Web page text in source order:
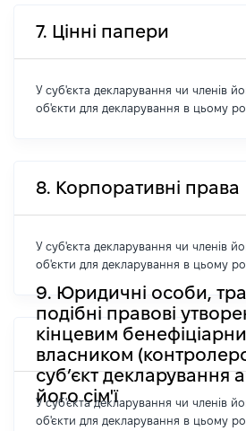
7. Цінні папери
У суб'єкта декларування чи членів
об'єкти для декларування в цьому
8. Корпоративні права
У суб'єкта декларування чи членів
об'єкти для декларування в цьому
9. Юридичні особи,
подібні правові
кінцевим
власником
суб’єкт декларування
його сім'ї
У суб'єкта декларування чи членів
об'єкти для декларування в цьому